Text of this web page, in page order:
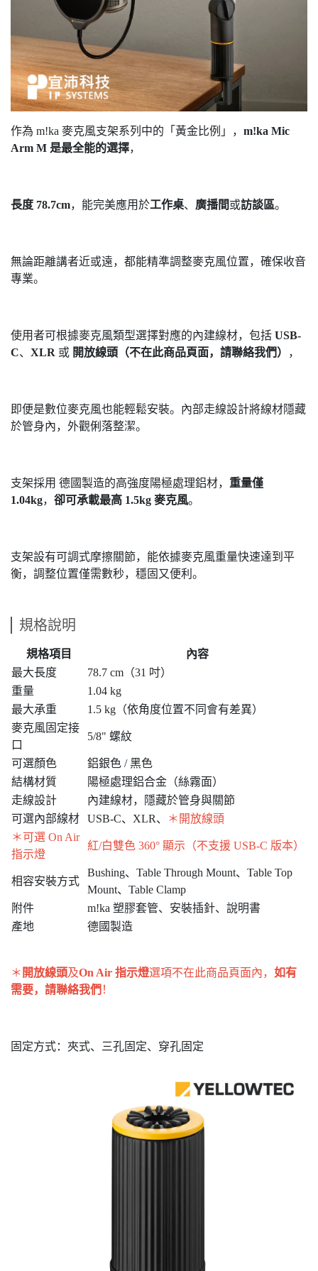
作為 m!ka 麥克風支架系列中的「黃金比例」， m!ka Mic
Arm M 是最全能的選擇，
長度 78.7cm，能完美應用於工作桌、 廣播間或訪談區。
無論距離講者近或遠，都能精準調整麥克風位置，確保收音
專業。
使用者可根據麥克風類型選擇對應的內建線材，包括 USB-
C、 XLR 或 開放線頭（不在此商品頁面，請聯絡我們） ，
即便是數位麥克風也能輕鬆安裝。內部走線設計將線材隱藏
於管身內，外觀俐落整潔。
支架採用 德國製造的高強度陽極處理鋁材， 重量僅
1.04kg， 卻可承載最高 1.5kg 麥克風。
支架設有可調式摩擦關節，能依據麥克風重量快速達到平
衡，調整位置僅需數秒，穩固又便利。
規格說明
規格項目
內容
最大長度
78.7 cm（31 吋）
重量
1.04 kg
最大承重
1.5 kg（依角度位置不同會有差異）
麥克風固定接
口
5/8" 螺紋
可選顏色
鋁銀色 / 黑色
結構材質
陽極處理鋁合金（絲霧面）
走線設計
內建線材，隱藏於管身與關節
可選內部線材
USB-C、XLR、
＊開放線頭
＊可選 On Air
指示燈
紅/白雙色 360° 顯示（不支援 USB-C 版本）
相容安裝方式
Bushing、Table Through Mount、Table Top
Mount、Table Clamp
附件
m!ka 塑膠套管、安裝插針、說明書
產地
德國製造
＊ 開放線頭及On Air 指示燈選項不在此商品頁面內， 如有
需要，請聯絡我們 ！
固定方式：夾式、三孔固定、穿孔固定